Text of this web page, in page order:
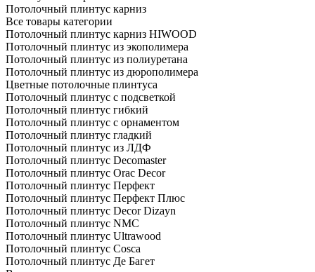
Потолочный плинтус карниз
Все товары категории
Потолочный плинтус карниз HIWOOD
Потолочный плинтус из экополимера
Потолочный плинтус из полиуретана
Потолочный плинтус из дюрополимера
Цветные потолочные плинтуса
Потолочный плинтус с подсветкой
Потолочный плинтус гибкий
Потолочный плинтус с орнаментом
Потолочный плинтус гладкий
Потолочный плинтус из ЛДФ
Потолочный плинтус Decomaster
Потолочный плинтус Orac Decor
Потолочный плинтус Перфект
Потолочный плинтус Перфект Плюс
Потолочный плинтус Dеcor Dizayn
Потолочный плинтус NMC
Потолочный плинтус Ultrawood
Потолочный плинтус Cosca
Потолочный плинтус Де Багет